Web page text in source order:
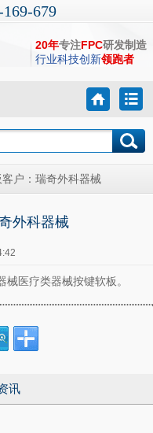
169-679
20年专注FPC研发制造
行业科技创新领跑者
户：瑞奇外科器械
外科器械
医疗类器械按键软板。
讯